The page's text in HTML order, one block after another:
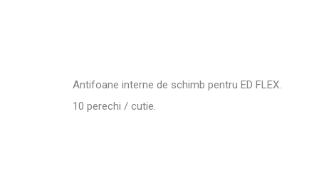
Antifoane interne de schimb pentru ED FLEX.
10 perechi / cutie.